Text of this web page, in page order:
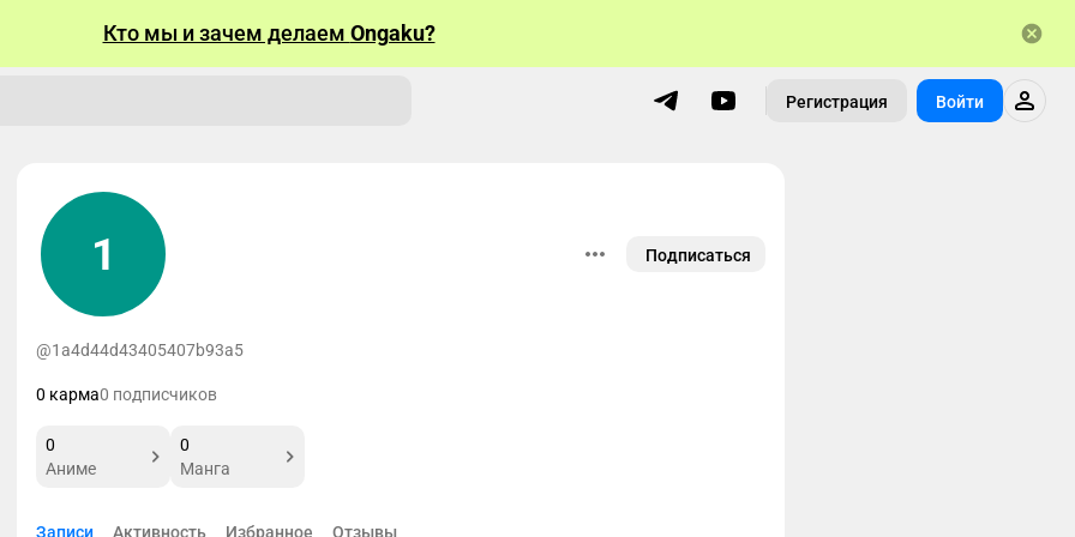
Кто мы и зачем делаем Ongaku?
Регистрация Войти
1 Подписаться
@1a4d44d43405407b93a5
0 карма0 подписчиков
0
Аниме
0
Манга
Записи Активность Избранное Отзывы